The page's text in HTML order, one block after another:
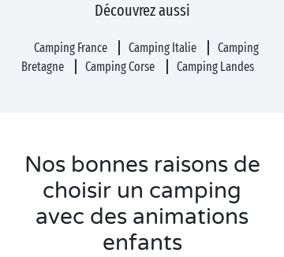
Découvrez aussi
Camping France Camping Italie
Camping
Bretagne
Camping Corse Camping Landes
Nos bonnes raisons de
choisir un camping
avec des animations
enfants